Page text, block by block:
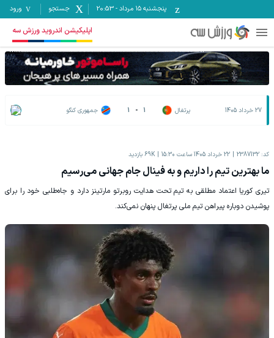
پنجشنبه ۱۵ مرداد -
20:53 جستجو ورود
اپلیکیشن اندروید ورزش سه
27 خرداد 1405 پرتغال 1
-
1 جمهوری کنگو
کد: 2387132 22 خرداد 1405 ساعت 15:30 69K بازدید
ما بهترین تیم را داریم و به فینال جام جهانی می‌رسیم
تیری کوریا اعتماد مطلقی به تیم تحت هدایت روبرتو مارتینز دارد و جاه‌طلبی خود را برای
پوشیدن دوباره پیراهن تیم ملی پرتغال پنهان نمی‌کند.